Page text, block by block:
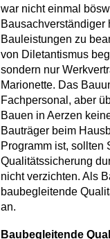
war nicht einmal
Bausachverständiger
Bauleistungen zu
von Diletantismus
sondern nur
Marionette. Das
Fachpersonal, aber
Bauen in Aerzen
Bauträger beim
Programm ist, sollten
Qualitätssicherung
nicht verzichten. Als
baubegleitende
an.
Baubegleitende